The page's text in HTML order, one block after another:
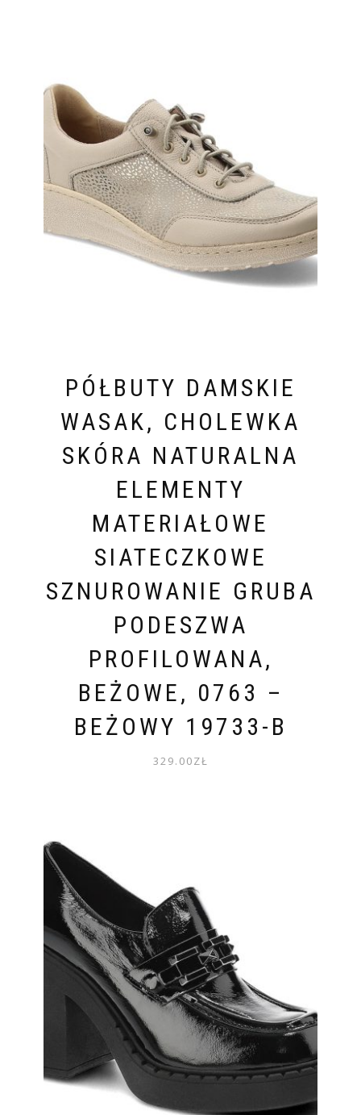
PÓŁBUTY DAMSKIE
WASAK, CHOLEWKA
SKÓRA NATURALNA
ELEMENTY
MATERIAŁOWE
SIATECZKOWE
SZNUROWANIE GRUBA
PODESZWA
PROFILOWANA,
BEŻOWE, 0763 –
BEŻOWY 19733-B
329.00ZŁ